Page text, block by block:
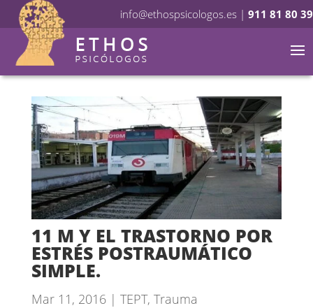
info@ethospsicologos.es | 911 81 80 39
11 M Y EL TRASTORNO POR
ESTRÉS POSTRAUMÁTICO
SIMPLE.
Mar 11, 2016| TEPT, Trauma